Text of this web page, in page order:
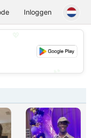
Chat Inloggen